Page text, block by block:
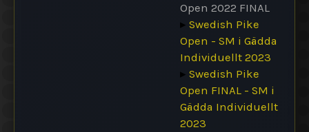
Open 2022 FINAL
▸ Swedish Pike
Open - SM i Gädda
Individuellt 2023
▸ Swedish Pike
Open FINAL - SM i
Gädda Individuellt
2023